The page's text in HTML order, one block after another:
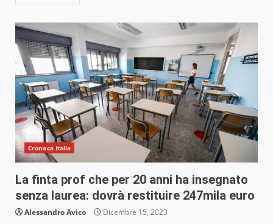
Cronaca Italia
La finta prof che per 20 anni ha insegnato
senza laurea: dovrà restituire 247mila euro
Alessandro Avico Dicembre 15, 2023